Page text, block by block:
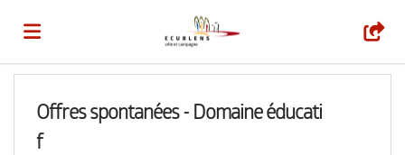
Offres spontanées - Domaine éducati
f